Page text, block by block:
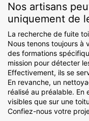
Nos artisans
uniquement de
La recherche de fuite
Nous tenons toujours à
des formations
mission pour détecter
Effectivement, ils se
En revanche, un
réalisé au préalable.
visibles que sur une
Confiez-nous votre